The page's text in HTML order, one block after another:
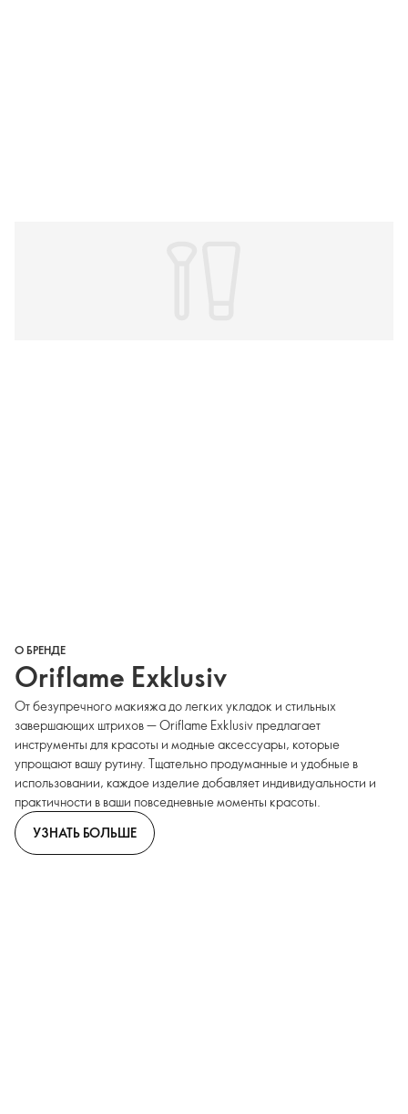
О БРЕНДЕ
Oriflame Exklusiv
От безупречного макияжа до легких укладок и стильных
завершающих штрихов — Oriflame Exklusiv предлагает
инструменты для красоты и модные аксессуары, которые
упрощают вашу рутину. Тщательно продуманные и удобные в
использовании, каждое изделие добавляет индивидуальности и
практичности в ваши повседневные моменты красоты.
УЗНАТЬ БОЛЬШЕ